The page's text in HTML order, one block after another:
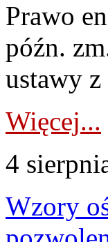
Prawo
późn.
ustawy z
Więcej...
4
Wzory